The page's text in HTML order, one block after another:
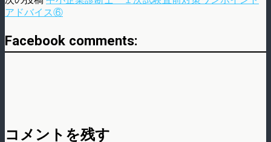
アドバイス⑥
Facebook comments:
コメントを残す